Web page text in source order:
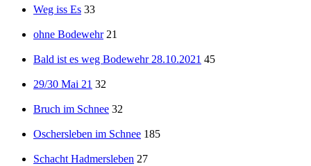
Weg iss Es 33
ohne Bodewehr 21
Bald ist es weg Bodewehr 28.10.2021 45
29/30 Mai 21 32
Bruch im Schnee 32
Oschersleben im Schnee 185
Schacht Hadmersleben 27